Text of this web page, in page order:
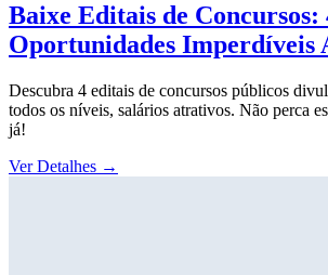
Baixe Editais de Concursos:
Oportunidades Imperdíveis
Descubra 4 editais de concursos públicos
todos os níveis, salários atrativos. Não perca
já!
Ver Detalhes →